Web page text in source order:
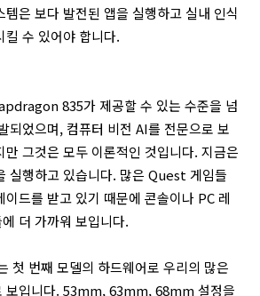
은 보다 발전된 앱을 실행하고 실내 인식
킬 수 있어야 합니다.
835가 제공할 수 있는 수준을 넘
되었으며, 컴퓨터 비전 AI를 전문으로 보
만 그것은 모두 이론적인 것입니다. 지금은
실행하고 있습니다. 많은 Quest 게임들
이드를 받고 있기 때문에 콘솔이나 PC 레
더 가까워 보입니다.
첫 번째 모델의 하드웨어로 우리의 많은
보입니다. 53mm, 63mm, 68mm 설정을